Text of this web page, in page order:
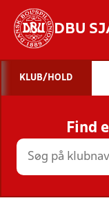
DBU
KLUB/HOLD
Find